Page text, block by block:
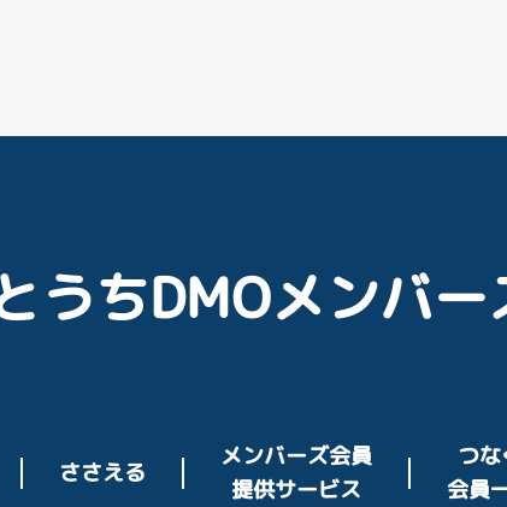
うちDMOメンバー
ささえる
メンバーズ会員
提供サービス
つな
会員